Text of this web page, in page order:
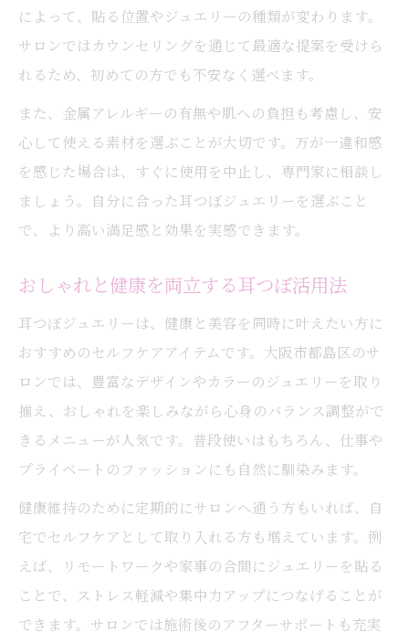
によって、貼る位置やジュエリーの種類が変わります。
サロンではカウンセリングを通じて最適な提案を受けら
れるため、初めての方でも不安なく選べます。
また、金属アレルギーの有無や肌への負担も考慮し、安
心して使える素材を選ぶことが大切です。万が一違和感
を感じた場合は、すぐに使用を中止し、専門家に相談し
ましょう。自分に合った耳つぼジュエリーを選ぶこと
で、より高い満足感と効果を実感できます。
おしゃれと健康を両立する耳つぼ活用法
耳つぼジュエリーは、健康と美容を同時に叶えたい方に
おすすめのセルフケアアイテムです。大阪市都島区のサ
ロンでは、豊富なデザインやカラーのジュエリーを取り
揃え、おしゃれを楽しみながら心身のバランス調整がで
きるメニューが人気です。普段使いはもちろん、仕事や
プライベートのファッションにも自然に馴染みます。
健康維持のために定期的にサロンへ通う方もいれば、自
宅でセルフケアとして取り入れる方も増えています。例
えば、リモートワークや家事の合間にジュエリーを貼る
ことで、ストレス軽減や集中力アップにつなげることが
できます。サロンでは施術後のアフターサポートも充実